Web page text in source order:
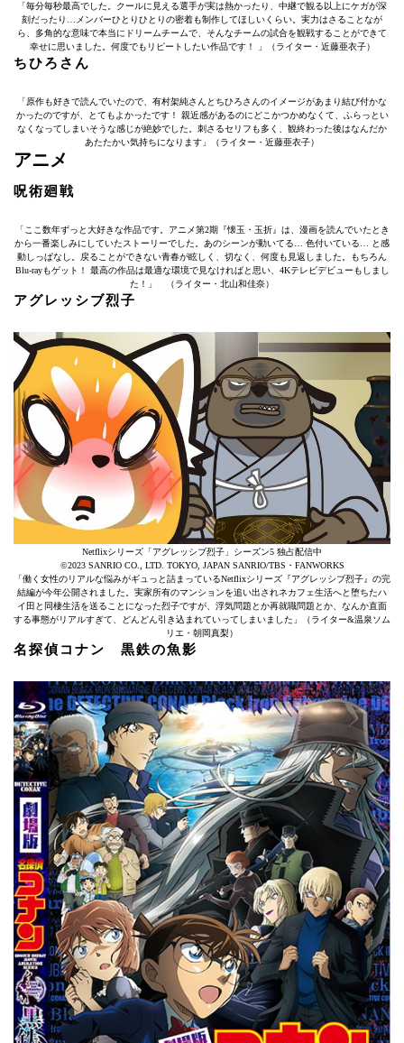
「毎分毎秒最高でした。クールに見える選手が実は熱かったり、中継で観る以上にケガが深
刻だったり…メンバーひとりひとりの密着も制作してほしいくらい。実力はさることなが
ら、多角的な意味で本当にドリームチームで、そんなチームの試合を観戦することができて
幸せに思いました。何度でもリピートしたい作品です！ 」（ライター・近藤亜衣子）
ちひろさん
「原作も好きで読んでいたので、有村架純さんとちひろさんのイメージがあまり結び付かな
かったのですが、とてもよかったです！ 親近感があるのにどこかつかめなくて、ふらっとい
なくなってしまいそうな感じが絶妙でした。刺さるセリフも多く、観終わった後はなんだか
あたたかい気持ちになります」（ライター・近藤亜衣子）
アニメ
呪術廻戦
「ここ数年ずっと大好きな作品です。アニメ第2期『懐玉・玉折』は、漫画を読んでいたとき
から一番楽しみにしていたストーリーでした。あのシーンが動いてる… 色付いている… と感
動しっぱなし。戻ることができない青春が眩しく、切なく、何度も見返しました。もちろん
Blu-rayもゲット！ 最高の作品は最適な環境で見なければと思い、4Kテレビデビューもしまし
た！」 （ライター・北山和佳奈）
アグレッシブ烈子
Netflixシリーズ「アグレッシブ烈子」シーズン5 独占配信中
©2023 SANRIO CO., LTD. TOKYO, JAPAN SANRIO/TBS・FANWORKS
「働く女性のリアルな悩みがギュっと詰まっているNetflixシリーズ『アグレッシブ烈子』の完
結編が今年公開されました。実家所有のマンションを追い出されネカフェ生活へと堕ちたハ
イ田と同棲生活を送ることになった烈子ですが、浮気問題とか再就職問題とか、なんか直面
する事態がリアルすぎて、どんどん引き込まれていってしまいました」（ライター&温泉ソム
リエ・朝岡真梨）
名探偵コナン 黒鉄の魚影